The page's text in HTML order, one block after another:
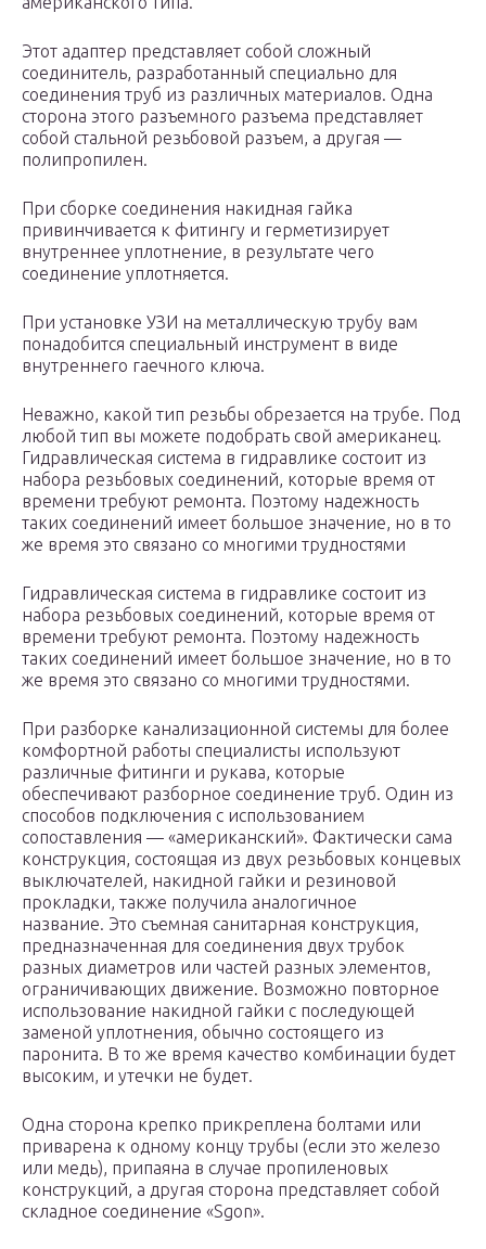
Этот адаптер представляет собой сложный
соединитель, разработанный специально для
соединения труб из различных материалов. Одна
сторона этого разъемного разъема представляет
собой стальной резьбовой разъем, а другая —
полипропилен.
При сборке соединения накидная гайка
привинчивается к фитингу и герметизирует
внутреннее уплотнение, в результате чего
соединение уплотняется.
При установке УЗИ на металлическую трубу вам
понадобится специальный инструмент в виде
внутреннего гаечного ключа.
Неважно, какой тип резьбы обрезается на трубе. Под
любой тип вы можете подобрать свой американец.
Гидравлическая система в гидравлике состоит из
набора резьбовых соединений, которые время от
времени требуют ремонта. Поэтому надежность
таких соединений имеет большое значение, но в то
же время это связано со многими трудностями
Гидравлическая система в гидравлике состоит из
набора резьбовых соединений, которые время от
времени требуют ремонта. Поэтому надежность
таких соединений имеет большое значение, но в то
же время это связано со многими трудностями.
При разборке канализационной системы для более
комфортной работы специалисты используют
различные фитинги и рукава, которые
обеспечивают разборное соединение труб. Один из
способов подключения с использованием
сопоставления — «американский». Фактически сама
конструкция, состоящая из двух резьбовых концевых
выключателей, накидной гайки и резиновой
прокладки, также получила аналогичное
название. Это съемная санитарная конструкция,
предназначенная для соединения двух трубок
разных диаметров или частей разных элементов,
ограничивающих движение. Возможно повторное
использование накидной гайки с последующей
заменой уплотнения, обычно состоящего из
паронита. В то же время качество комбинации будет
высоким, и утечки не будет.
Одна сторона крепко прикреплена болтами или
приварена к одному концу трубы (если это железо
или медь), припаяна в случае пропиленовых
конструкций, а другая сторона представляет собой
складное соединение «Sgon».